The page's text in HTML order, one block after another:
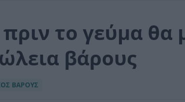
το γεύμα
βάρους
ΒΑΡΟΥΣ